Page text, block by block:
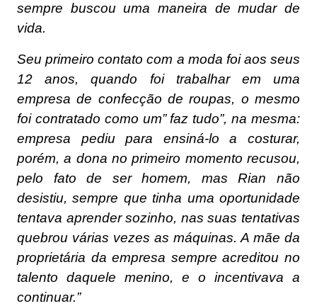
sempre buscou uma maneira de mudar de
vida.
Seu primeiro contato com a moda foi aos seus
12 anos, quando foi trabalhar em uma
empresa de confecção de roupas, o mesmo
foi contratado como um” faz tudo”, na mesma:
empresa pediu para ensiná-lo a costurar,
porém, a dona no primeiro momento recusou,
pelo fato de ser homem, mas Rian não
desistiu, sempre que tinha uma oportunidade
tentava aprender sozinho, nas suas tentativas
quebrou várias vezes as máquinas. A mãe da
proprietária da empresa sempre acreditou no
talento daquele menino, e o incentivava a
continuar.”